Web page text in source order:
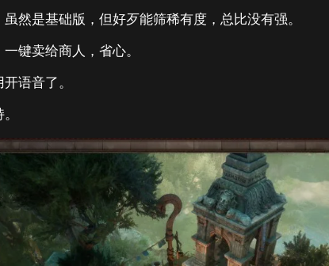
然是基础版，但好歹能筛稀有度，总比没有强。
键卖给商人，省心。
语音了。